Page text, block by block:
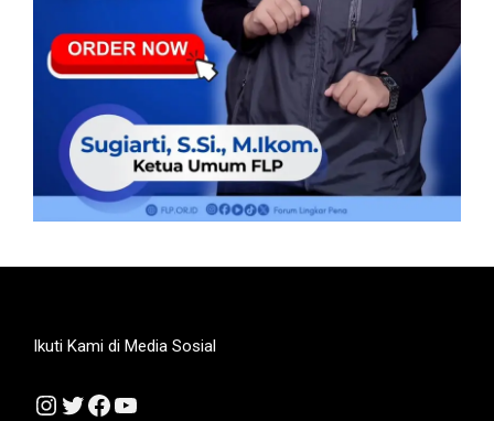
Ikuti Kami di Media Sosial
Instagram
Twitter
Facebook
YouTube